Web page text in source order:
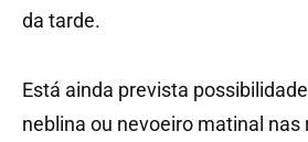
da tarde.
Está ainda prevista
neblina ou nevoeiro matinal nas